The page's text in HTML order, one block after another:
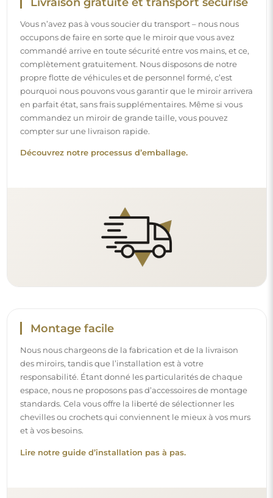
Montage facile
Nous nous chargeons de la fabrication et de la livraison
des miroirs, tandis que l’installation est à votre
responsabilité. Étant donné les particularités de chaque
standards. Cela vous offre la liberté de sélectionner les
Lire notre guide d’installation pas à pas.
Nettoyage et entretien
Pour maintenir un éclat optimal, il suffit d’un chiffon en
microfibre et d’eau chaude. Si vous optez pour des
produits spécifiques, veillez à ce qu’ils aient un pH neutre
vinaigre, de l’ammoniaque ou des acides forts – cela